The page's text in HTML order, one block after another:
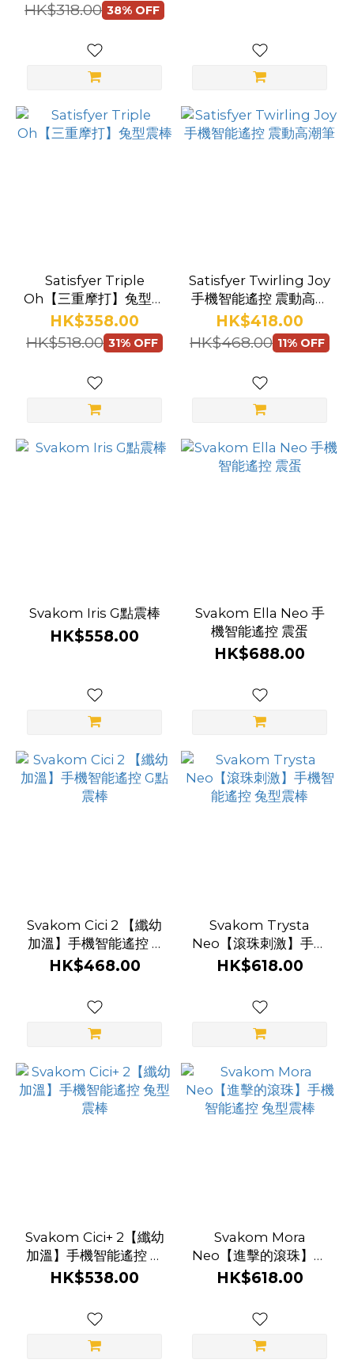
HK$318.00 38% OFF
Satisfyer Triple
Oh【三重摩打】兔型震
棒
HK$358.00
HK$518.00 31% OFF
Satisfyer Twirling Joy
手機智能遙控 震動高潮
筆
HK$418.00
HK$468.00 11% OFF
Svakom Iris G點震棒
HK$558.00
Svakom Ella Neo 手
機智能遙控 震蛋
HK$688.00
Svakom Cici 2 【纖幼
加溫】手機智能遙控 G
點震棒
HK$468.00
Svakom Trysta
Neo【滾珠刺激】手機
智能遙控 兔型震棒
HK$618.00
Svakom Cici+ 2【纖幼
加溫】手機智能遙控 兔
型震棒
HK$538.00
Svakom Mora
Neo【進擊的滾珠】手
機智能遙控 兔型震棒
HK$618.00